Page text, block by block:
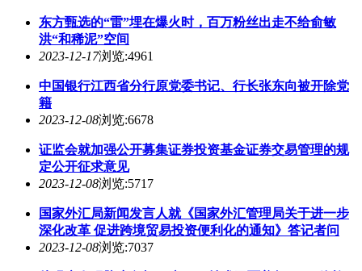
东方甄选的“雷”埋在爆火时，百万粉丝出走不给俞敏
洪“和稀泥”空间
2023-12-17浏览:4961
中国银行江西省分行原党委书记、行长张东向被开除党
籍
2023-12-08浏览:6678
证监会就加强公开募集证券投资基金证券交易管理的规
定公开征求意见
2023-12-08浏览:5717
国家外汇局新闻发言人就《国家外汇管理局关于进一步
深化改革 促进跨境贸易投资便利化的通知》答记者问
2023-12-08浏览:7037